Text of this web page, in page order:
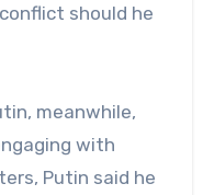
should he
meanwhile,
with
Putin said he